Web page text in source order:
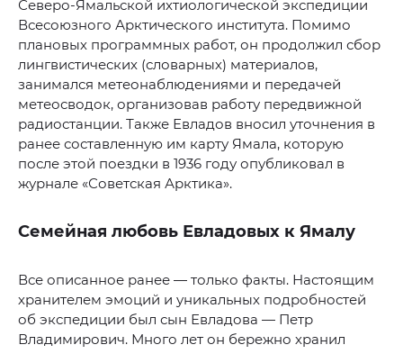
Северо-Ямальской ихтиологической экспедиции
Всесоюзного Арктического института. Помимо
плановых программных работ, он продолжил сбор
лингвистических (словарных) материалов,
занимался метеонаблюдениями и передачей
метеосводок, организовав работу передвижной
радиостанции. Также Евладов вносил уточнения в
ранее составленную им карту Ямала, которую
после этой поездки в 1936 году опубликовал в
журнале «Советская Арктика».
Семейная любовь Евладовых к Ямалу
Все описанное ранее — только факты. Настоящим
хранителем эмоций и уникальных подробностей
об экспедиции был сын Евладова — Петр
Владимирович. Много лет он бережно хранил